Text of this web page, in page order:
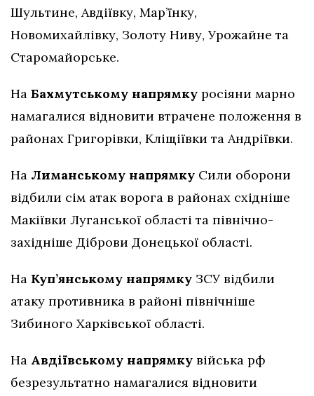
Шультине, Авдіївку, Мар’їнку,
Новомихайлівку, Золоту Ниву, Урожайне та
Старомайорське.
На Бахмутському напрямку росіяни марно
намагалися відновити втрачене положення в
районах Григорівки, Кліщіївки та Андріївки.
На Лиманському напрямку Сили оборони
відбили сім атак ворога в районах східніше
Макіївки Луганської області та північно-
західніше Діброви Донецької області.
На Куп’янському напрямку ЗСУ відбили
атаку противника в районі північніше
Зибиного Харківської області.
На Авдіївському напрямку війська рф
безрезультатно намагалися відновити